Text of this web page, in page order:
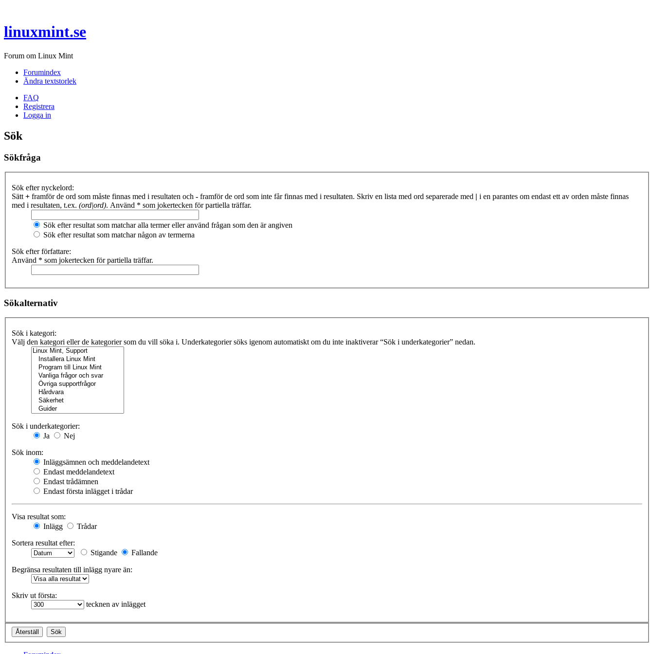
linuxmint.se
Forum om Linux Mint
Forumindex
Ändra textstorlek
FAQ
Registrera
Logga in
Sök
Sökfråga
Sök efter nyckelord:
Sätt + framför de ord som måste finnas med i resultaten och - framför de ord som inte får finnas med i resultaten. Skriv en lista med ord separerade med | i en parantes om endast ett av orden måste finnas
med i resultaten, t.ex. (ord|ord). Använd * som jokertecken för partiella träffar.
Sök efter resultat som matchar alla termer eller använd frågan som den är angiven
Sök efter resultat som matchar någon av termerna
Sök efter författare:
Använd * som jokertecken för partiella träffar.
Sökalternativ
Sök i kategori:
Välj den kategori eller de kategorier som du vill söka i. Underkategorier söks igenom automatiskt om du inte inaktiverar “Sök i underkategorier” nedan.
Sök i underkategorier:
Ja
Nej
Sök inom:
Inläggsämnen och meddelandetext
Endast meddelandetext
Endast trådämnen
Endast första inlägget i trådar
Visa resultat som:
Inlägg
Trådar
Sortera resultat efter:
Stigande
Fallande
Begränsa resultaten till inlägg nyare än:
Skriv ut första:
tecknen av inlägget